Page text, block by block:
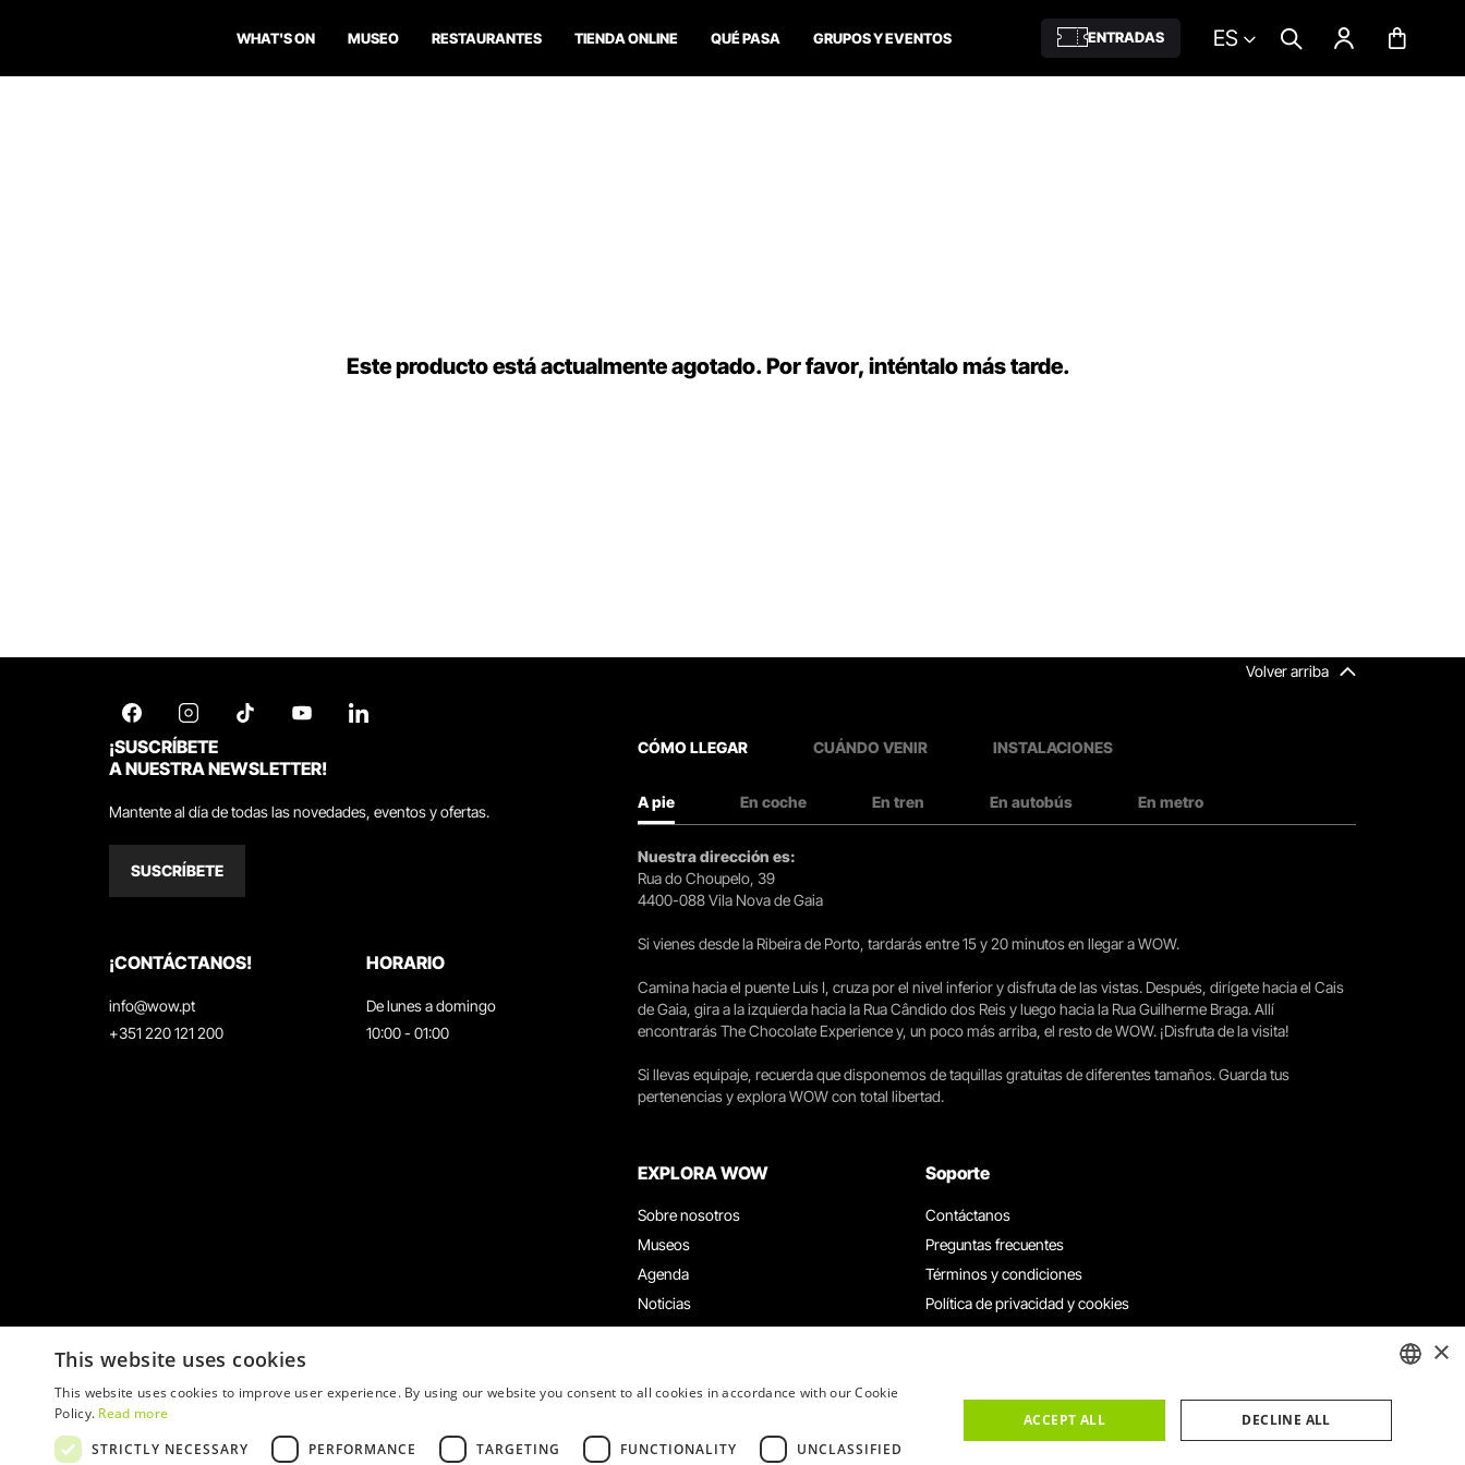
WHAT'S ON MUSEO RESTAURANTES TIENDA ONLINE QUÉ PASA GRUPOS Y EVENTOS ENTRADAS ES
Este producto está actualmente agotado. Por favor, inténtalo más tarde.
Volver arriba
¡SUSCRÍBETE
A NUESTRA NEWSLETTER!
Mantente al día de todas las novedades, eventos y ofertas.
SUSCRÍBETE
¡CONTÁCTANOS!
info@wow.pt
+351 220 121 200
HORARIO
De lunes a domingo
10:00 - 01:00
CÓMO LLEGAR CUÁNDO VENIR INSTALACIONES
A pie En coche En tren En autobús En metro
Nuestra dirección es:
Rua do Choupelo, 39
4400-088 Vila Nova de Gaia
Si vienes desde la Ribeira de Porto, tardarás entre 15 y 20 minutos en llegar a WOW.
Camina hacia el puente Luís I, cruza por el nivel inferior y disfruta de las vistas. Después, dirígete hacia el Cais
de Gaia, gira a la izquierda hacia la Rua Cândido dos Reis y luego hacia la Rua Guilherme Braga. Allí
encontrarás The Chocolate Experience y, un poco más arriba, el resto de WOW. ¡Disfruta de la visita!
Si llevas equipaje, recuerda que disponemos de taquillas gratuitas de diferentes tamaños. Guarda tus
pertenencias y explora WOW con total libertad.
EXPLORA WOW
Sobre nosotros
Museos
Agenda
Noticias
Restaurantes
Grupos y eventos
Soporte
Contáctanos
Preguntas frecuentes
Términos y condiciones
Política de privacidad y cookies
Trabaja con nosotros
×
This website uses cookies
This website uses cookies to improve user experience. By using our website you consent to all cookies in accordance with our Cookie
Policy. Read more
STRICTLY NECESSARY
PERFORMANCE TARGETING FUNCTIONALITY UNCLASSIFIED
ACCEPT ALL DECLINE ALL